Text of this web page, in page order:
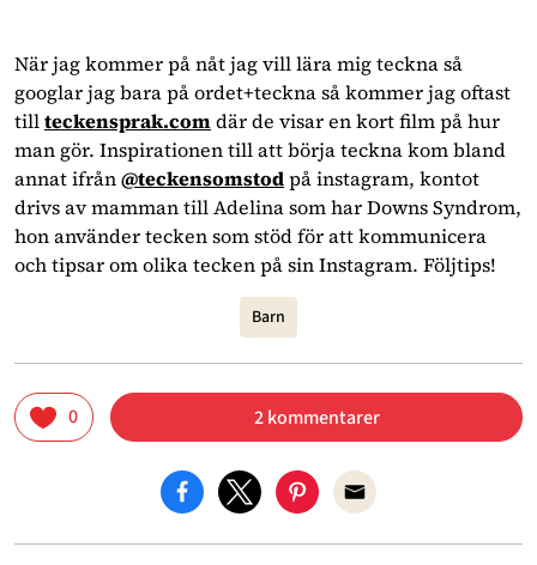
När jag kommer på nåt jag vill lära mig teckna så
googlar jag bara på ordet+teckna så kommer jag oftast
tillteckensprak.comdär de visar en kort film på hur
man gör. Inspirationen till att börja teckna kom bland
annat ifrån@teckensomstodpå instagram, kontot
drivs av mamman till Adelina som har Downs Syndrom,
hon använder tecken som stöd för att kommunicera
och tipsar om olika tecken på sin Instagram. Följtips!
Barn
0 2 kommentarer